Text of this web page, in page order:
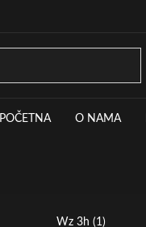
POČETNA O NAMA